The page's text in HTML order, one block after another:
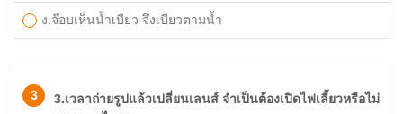
ง.จ๊อบเห็นน้ำเบียว จึงเบียวตามน้ำ
3
3.เวลาถ่ายรูปแล้วเปลี่ยนเลนส์ จำเป็นต้องเปิดไฟเลี้ยวหรือไม่